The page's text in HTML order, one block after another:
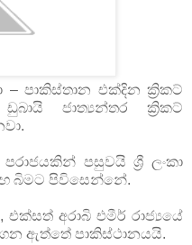
– පාකිස්තාන එක්දින ක්‍රිකට්
ජාත්‍යන්තර ක්‍රිකට්
පසුවයි ශ්‍රී ලංකා
බිමට පිවිසෙන්නේ.
එක්සත් අරාබි එමීර් රාජ්‍යයේ
ඇත්තේ පාකිස්ථානයයි.